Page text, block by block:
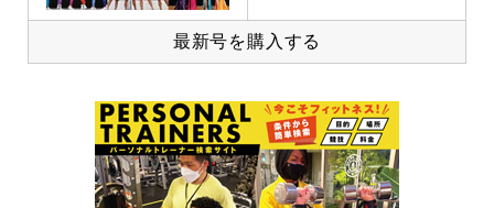
最新号を購入する